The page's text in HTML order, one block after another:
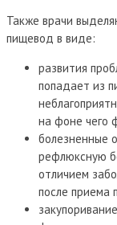
Также врачи
пищевод в виде:
развития
попадает из
на фоне чего
болезненные
рефлюксную
отличием
после приема